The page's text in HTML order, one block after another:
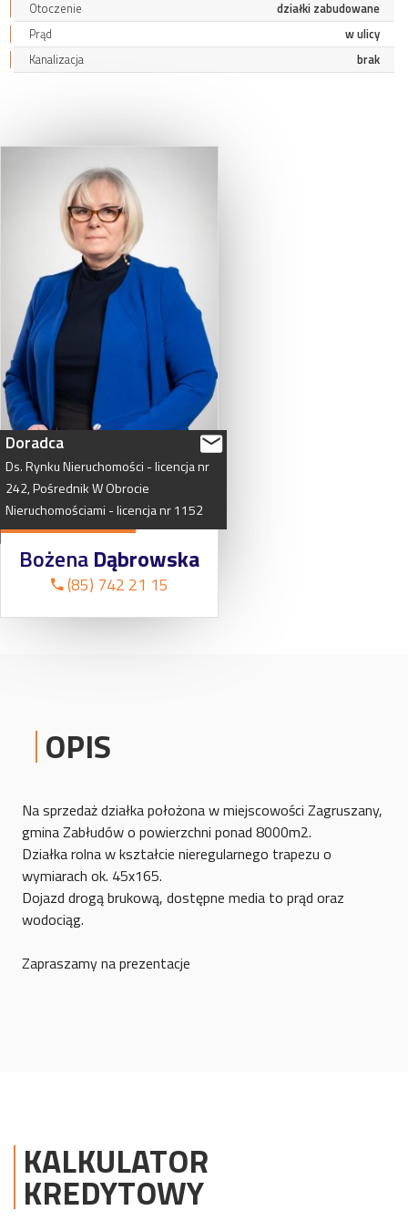
Otoczenie
działki zabudowane
Prąd
w ulicy
Kanalizacja
brak
Doradca
Ds.RynkuNieruchomości -licencjanr
242,PośrednikWObrocie
Nieruchomościami -licencjanr1152
BożenaDąbrowska
(85) 742 21 15
OPIS
Na sprzedaż działka położona w miejscowości Zagruszany,
gmina Zabłudów o powierzchni ponad 8000m2.
Działka rolna w kształcie nieregularnego trapezu o
wymiarach ok. 45x165.
Dojazd drogą brukową, dostępne media to prąd oraz
wodociąg.
Zapraszamy na prezentacje
KALKULATOR
KREDYTOWY